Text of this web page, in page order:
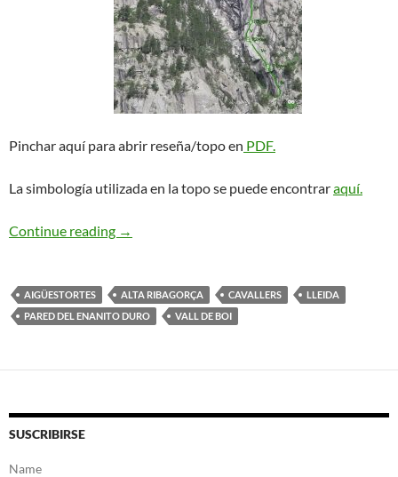
Pinchar aquí para abrir reseña/topo en PDF.
La simbología utilizada en la topo se puede encontraraquí.
Continue reading Rap del Niño. Cavallers
→
AIGÜESTORTES ALTA RIBAGORÇA CAVALLERS
LLEIDA
PARED DEL ENANITO DURO
VALL DE BOI
SUSCRIBIRSE
Name